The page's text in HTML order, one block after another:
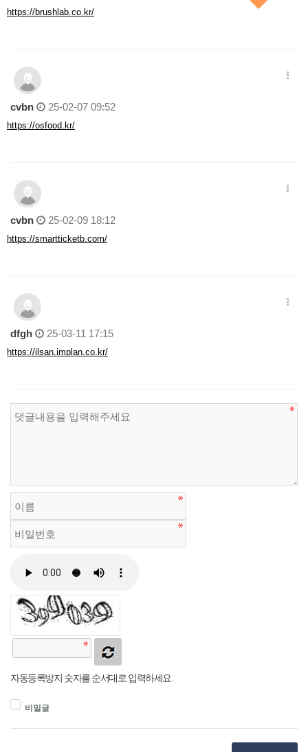
https://brushlab.co.kr/
cvbn 25-02-07 09:52
https://osfood.kr/
cvbn 25-02-09 18:12
https://smartticketb.com/
dfgh 25-03-11 17:15
https://ilsan.implan.co.kr/
자동등록방지 숫자를 순서대로 입력하세요.
비밀글